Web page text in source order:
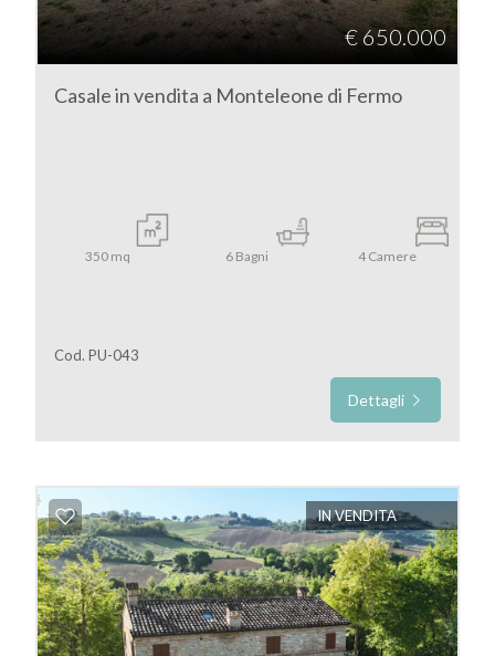
€ 650.000
Casale in vendita a Monteleone di Fermo
350 mq 6 Bagni 4Camere
Cod. PU-043
Dettagli
IN VENDITA